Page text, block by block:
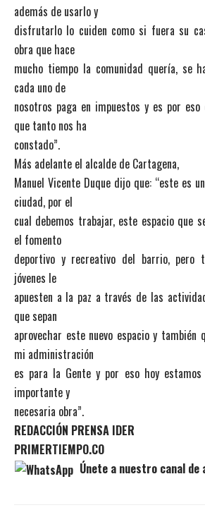
además de usarlo y
disfrutarlo lo cuiden como si fuera su
obra que hace
mucho tiempo la comunidad quería, se
cada uno de
nosotros paga en impuestos y es por
que tanto nos ha
constado”.
Más adelante el alcalde de Cartagena,
Manuel Vicente Duque dijo que: “este es
ciudad, por el
cual debemos trabajar, este espacio que
el fomento
deportivo y recreativo del barrio, pero
jóvenes le
apuesten a la paz a través de las
que sepan
aprovechar este nuevo espacio y también
mi administración
es para la Gente y por eso hoy estamos
importante y
necesaria obra”.
REDACCIÓN PRENSA IDER
PRIMERTIEMPO.CO
Únete a nuestro canal de